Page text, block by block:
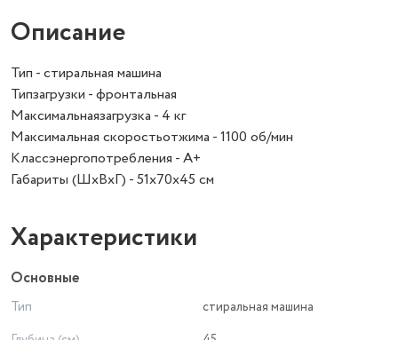
Описание
Тип - стиральная машина
Типзагрузки - фронтальная
Максимальнаязагрузка - 4 кг
Максимальная скоростьотжима - 1100 об/мин
Классэнергопотребления - A+
Габариты (ШхВхГ) - 51х70х45 см
Характеристики
Основные
Тип
стиральная машина